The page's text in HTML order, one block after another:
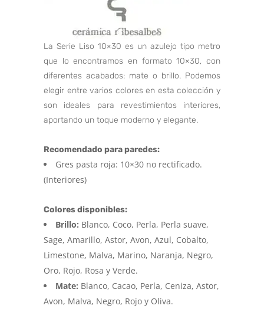
La Serie Liso 10×30 es un azulejo tipo metro
que lo encontramos en formato 10×30, con
diferentes acabados: mate o brillo. Podemos
elegir entre varios colores en esta colección y
son ideales para revestimientos interiores,
aportando un toque moderno y elegante.
Recomendado para paredes:
Gres pasta roja: 10×30 no rectificado.
(Interiores)
Colores disponibles:
Brillo: Blanco, Coco, Perla, Perla suave,
Sage, Amarillo, Astor, Avon, Azul, Cobalto,
Limestone, Malva, Marino, Naranja, Negro,
Oro, Rojo, Rosa y Verde.
Mate: Blanco, Cacao, Perla, Ceniza, Astor,
Avon, Malva, Negro, Rojo y Oliva.